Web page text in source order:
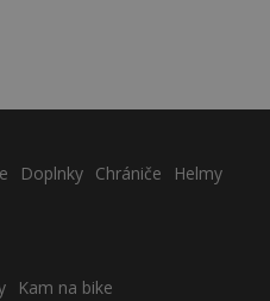
Doplnky Chrániče
Helmy
Kam na bike